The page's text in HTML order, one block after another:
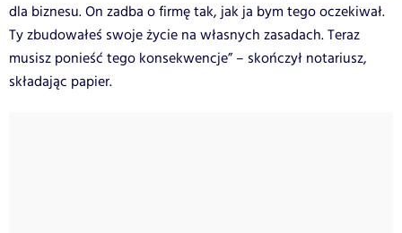
dla biznesu. On zadba o firmę tak, jak ja bym tego oczekiwał.
Ty zbudowałeś swoje życie na własnych zasadach. Teraz
musisz ponieść tego konsekwencje” – skończył notariusz,
składając papier.